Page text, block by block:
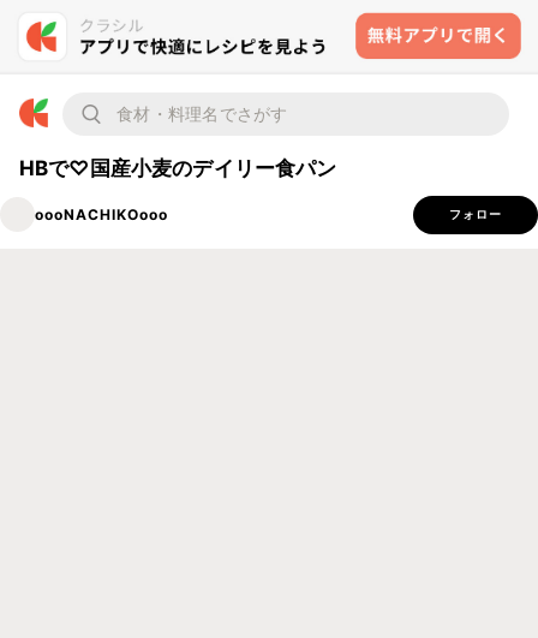
HBで♡国産小麦のデイリー食パン
oooNACHIKOooo フォロー